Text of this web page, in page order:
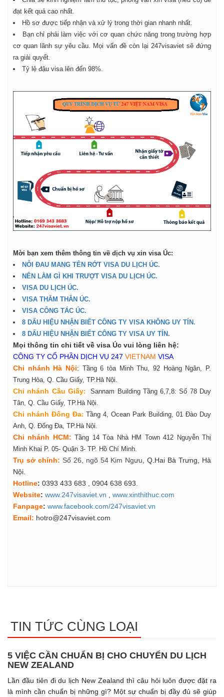
đạt kết quả cao nhất.
Hồ sơ được tiếp nhận và xử lý trong thời gian nhanh nhất.
Bạn chỉ phải làm việc với cơ quan chức năng trong trường hợp
cơ quan lãnh sự yêu cầu. Mọi vấn đề còn lại 247visaviet sẽ đứng
ra giải quyết.
Tỷ lệ đậu visa lên đến 98%.
Mời bạn xem thêm thông tin về dịch vụ xin visa Úc:
NỖI ĐAU MANG TÊN RỚT VISA DU LỊCH ÚC.
NÊN LÀM GÌ KHI TRƯỢT VISA DU LỊCH ÚC.
VISA DU LỊCH ÚC.
VISA THĂM THÂN ÚC.
VISA CÔNG TÁC ÚC.
8 DẤU HIỆU NHẬN BIẾT CÔNG TY VISA KHÔNG UY TÍN.
8 DẤU HIỆU NHẬN BIẾT CÔNG TY VISA UY TÍN.​
Mọi thông tin chi tiết về visa Úc vui lòng liên hệ:
CÔNG TY CỔ PHẦN DỊCH VỤ 247 VIETNAM VISA
Chi nhánh Hà Nội: Tầng 6 tòa Minh Thu, 92 Hoàng Ngân, P.
Trung Hòa, Q. Cầu Giấy, TP.Hà Nội.
Chi nhánh Cầu Giấy:Sannam Building Tầng 6,7,8: Số 78 Duy
Tân, Q. Cầu Giấy, TP.Hà Nội.
Chi nhánh Đống Đa: Tầng 4, Ocean Park Building, 01 Đào Duy
Anh, Q. Đống Đa, TP.Hà Nội.
Chi nhánh HCM: Tầng 14 Tòa Nhà HM Town 412 Nguyễn Thị
Minh Khai P. 05- Quận 3- TP. Hồ Chí Minh.
Trụ sở chính: Số 26, ngõ 54 Kim Ngưu, Q.Hai Bà Trưng, Hà
Nội.
Hotline: 0393 433 683 , 0904 638 693.
Website: www.247visaviet.vn , www.xinthithuc.com
Fanpage: www.facebook.com/247visaviet.vn
Email: hotro@247visaviet.com
TIN TỨC CÙNG LOẠI
5 VIỆC CẦN CHUẨN BỊ CHO CHUYỂN DU LỊCH
NEW ZEALAND
Lần đầu tiên đi du lịch New Zealand thì câu hỏi luôn được đặt ra
là mình cần chuẩn bị những gì? Một sự chuẩn bị đầy đủ sẽ giúp